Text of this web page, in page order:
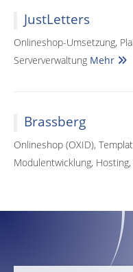
JustLetters
Onlineshop-Umsetzung,
Serververwaltung Mehr
Brassberg
Onlineshop (OXID),
Modulentwicklung,